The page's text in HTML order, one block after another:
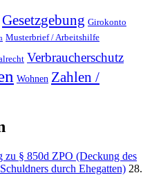
Gesetzgebung Girokonto
Musterbrief / Arbeitshilfe
Verbraucherschutz
Wohnen Zahlen /
zu § 850d ZPO (Deckung des
durch Ehegatten) 28.